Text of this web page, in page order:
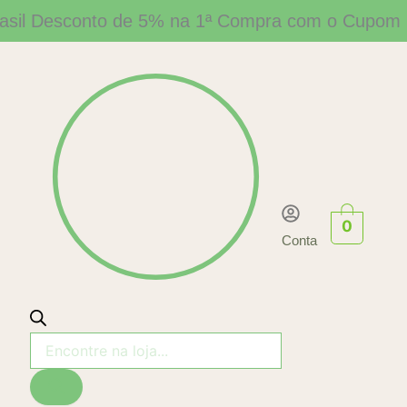
Desconto de 5% na 1ª Compra com o
Conta
0